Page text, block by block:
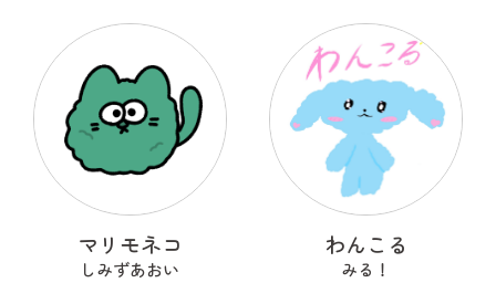
マリモネコ
しみずあおい
わんこる
みる！